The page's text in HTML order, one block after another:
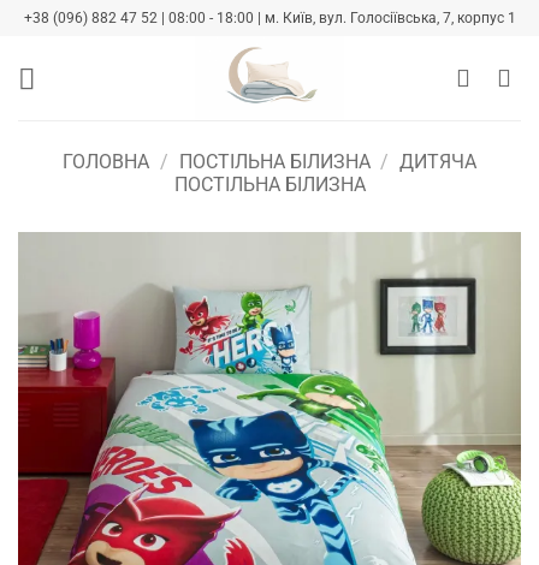
Skip
content
+38 (096) 882 47 52 | 08:00 - 18:00 | м. Київ, вул. Голосіївська, 7, корпус 1
ГОЛОВНА / ПОСТІЛЬНА БІЛИЗНА / ДИТЯЧА
ПОСТІЛЬНА БІЛИЗНА